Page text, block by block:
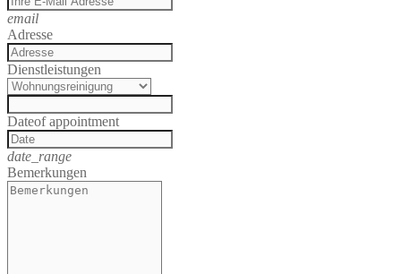
email
Adresse
Dienstleistungen
Dateof appointment
date_range
Bemerkungen